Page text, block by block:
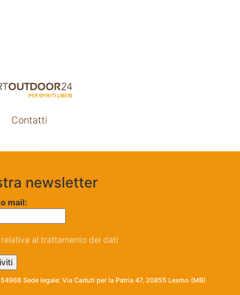
Contatti
newsletter
mail:
al trattamento dei dati
Sede legale: Via Caduti per la Patria 47, 20855 Lesmo (MB)